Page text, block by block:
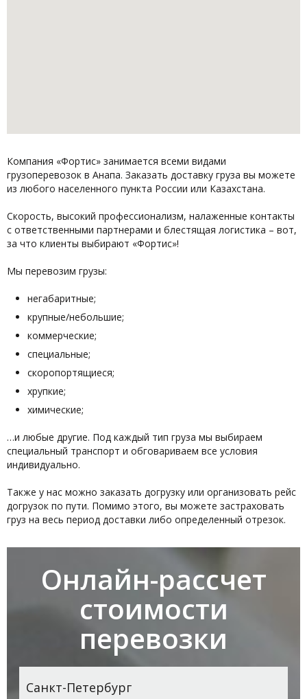
Компания «Фортис» занимается всеми видами
грузоперевозок в Анапа. Заказать доставку груза вы можете
из любого населенного пункта России или Казахстана.
Скорость, высокий профессионализм, налаженные контакты
с ответственными партнерами и блестящая логистика – вот,
за что клиенты выбирают «Фортис»!
Мы перевозим грузы:
негабаритные;
крупные/небольшие;
коммерческие;
специальные;
скоропортящиеся;
хрупкие;
химические;
…и любые другие. Под каждый тип груза мы выбираем
специальный транспорт и обговариваем все условия
индивидуально.
Также у нас можно заказать догрузку или организовать рейс
догрузок по пути. Помимо этого, вы можете застраховать
груз на весь период доставки либо определенный отрезок.
Онлайн-рассчет
стоимости
перевозки